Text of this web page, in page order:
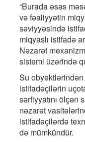
“Burada əsas
və fəaliyyətin
səviyyəsində
miqyaslı istifadə
Nəzarət
sistemi üzərində
Su
istifadəçilərin
sərfiyyatını ölçən
nəzarət
istifadəçilərdə
də mümkündür.